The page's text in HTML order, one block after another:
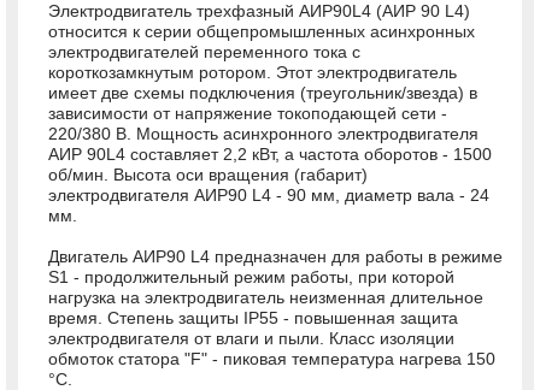
Электродвигатель трехфазный АИР90L4 (АИР 90 L4)
относится к серии общепромышленных асинхронных
электродвигателей переменного тока с
короткозамкнутым ротором. Этот электродвигатель
имеет две схемы подключения (треугольник/звезда) в
зависимости от напряжение токоподающей сети -
220/380 В. Мощность асинхронного электродвигателя
АИР 90L4 составляет 2,2 кВт, а частота оборотов - 1500
об/мин. Высота оси вращения (габарит)
электродвигателя АИР90 L4 - 90 мм, диаметр вала - 24
мм.
Двигатель АИР90 L4 предназначен для работы в режиме
S1 - продолжительный режим работы, при которой
нагрузка на электродвигатель неизменная длительное
время. Степень защиты IP55 - повышенная защита
электродвигателя от влаги и пыли. Класс изоляции
обмоток статора "F" - пиковая температура нагрева 150
°С.